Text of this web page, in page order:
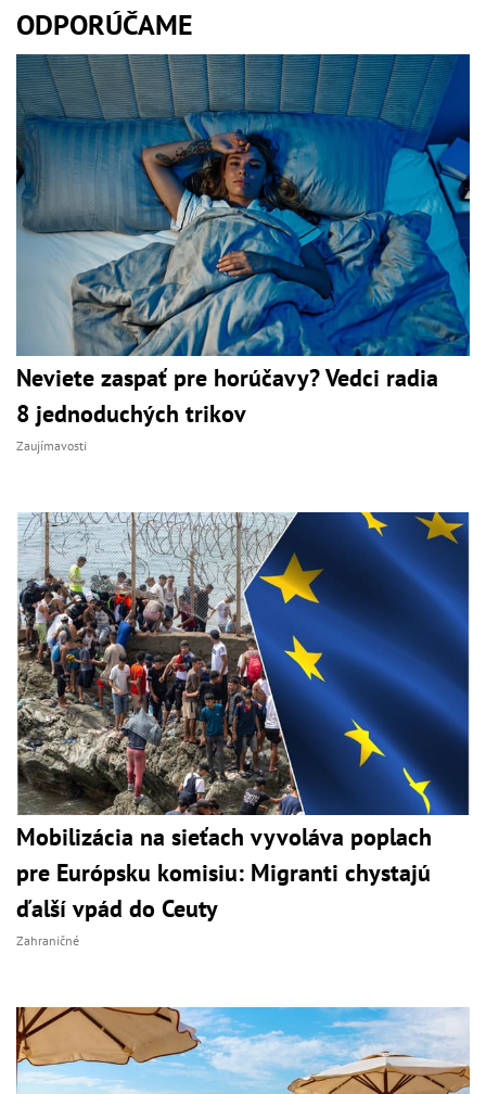
ODPORÚČAME
Neviete zaspať pre horúčavy? Vedci radia
8 jednoduchých trikov
Zaujímavosti
Mobilizácia na sieťach vyvoláva poplach
pre Európsku komisiu: Migranti chystajú
ďalší vpád do Ceuty
Zahraničné